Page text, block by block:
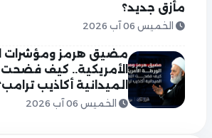
مأزق جديد؟
الخميس 06 آب 2026
مضيق هرمز ومؤشرات
الأمريكية.. كيف فضحت
الميدانية أكاذيب
الخميس 06 آب 2026